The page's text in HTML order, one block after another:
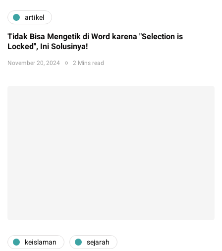
artikel
Tidak Bisa Mengetik di Word karena "Selection is
Locked", Ini Solusinya!
November 20, 2024 2 Mins read
keislaman sejarah